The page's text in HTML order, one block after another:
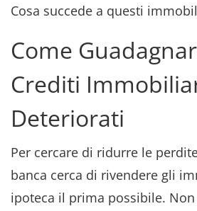
Cosa succede a questi
Come
Crediti
Deteriorati
Per cercare di ridurre le
banca cerca di rivendere gli
ipoteca il prima possibile.